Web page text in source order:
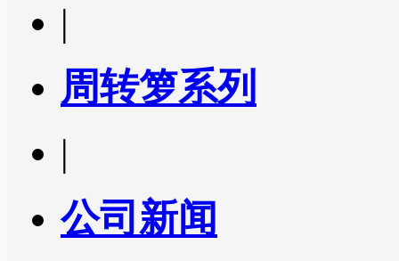
|
周转箩系列
|
公司新闻